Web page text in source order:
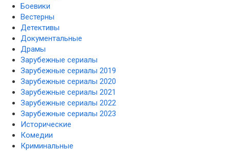
Боевики
Вестерны
Детективы
Документальные
Драмы
Зарубежные сериалы
Зарубежные сериалы 2019
Зарубежные сериалы 2020
Зарубежные сериалы 2021
Зарубежные сериалы 2022
Зарубежные сериалы 2023
Исторические
Комедии
Криминальные